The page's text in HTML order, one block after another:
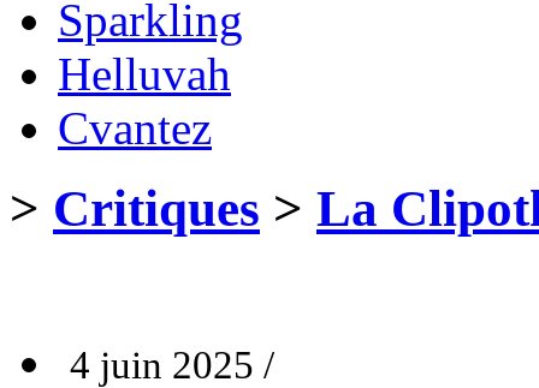
Sparkling
Helluvah
Cvantez
> Critiques > La
4 juin 2025 /